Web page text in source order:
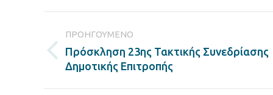
navigation
ΠΡΟΗΓΟΎΜΕΝΟ
Previous
post:
Πρόσκληση 23ης Τακτικής Συνεδρίασης
Δημοτικής Επιτροπής